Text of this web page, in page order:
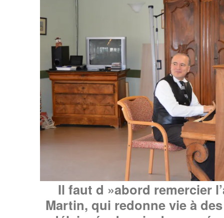
Il faut d »abord remercier
Martin, qui redonne vie à